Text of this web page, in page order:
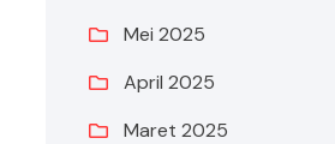
Mei 2025
April 2025
Maret 2025